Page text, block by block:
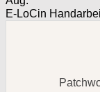
E-LoCin